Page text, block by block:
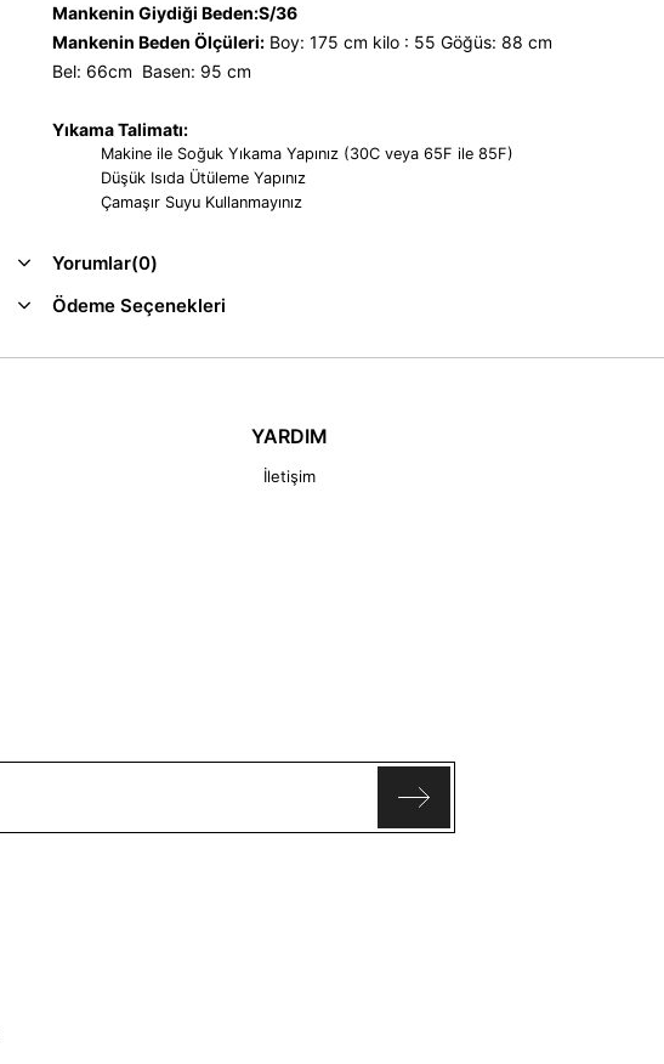
Mankenin Giydiği Beden:S/36
Mankenin Beden Ölçüleri: Boy: 175 cm kilo : 55 Göğüs: 88 cm
Bel: 66cm Basen: 95 cm
Yıkama Talimatı:
Makine ile Soğuk Yıkama Yapınız (30C veya 65F ile 85F)
Düşük Isıda Ütüleme Yapınız
Çamaşır Suyu Kullanmayınız
Yorumlar(0)
Ödeme Seçenekleri
YARDIM
İletişim